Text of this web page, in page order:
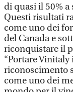
di quasi il 50%
Questi risultati
come uno dei
del Canada e
riconquistare il
“Portare
riconoscimento
come uno dei